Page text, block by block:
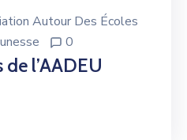
Autour Des Écoles
0
l’AADEU